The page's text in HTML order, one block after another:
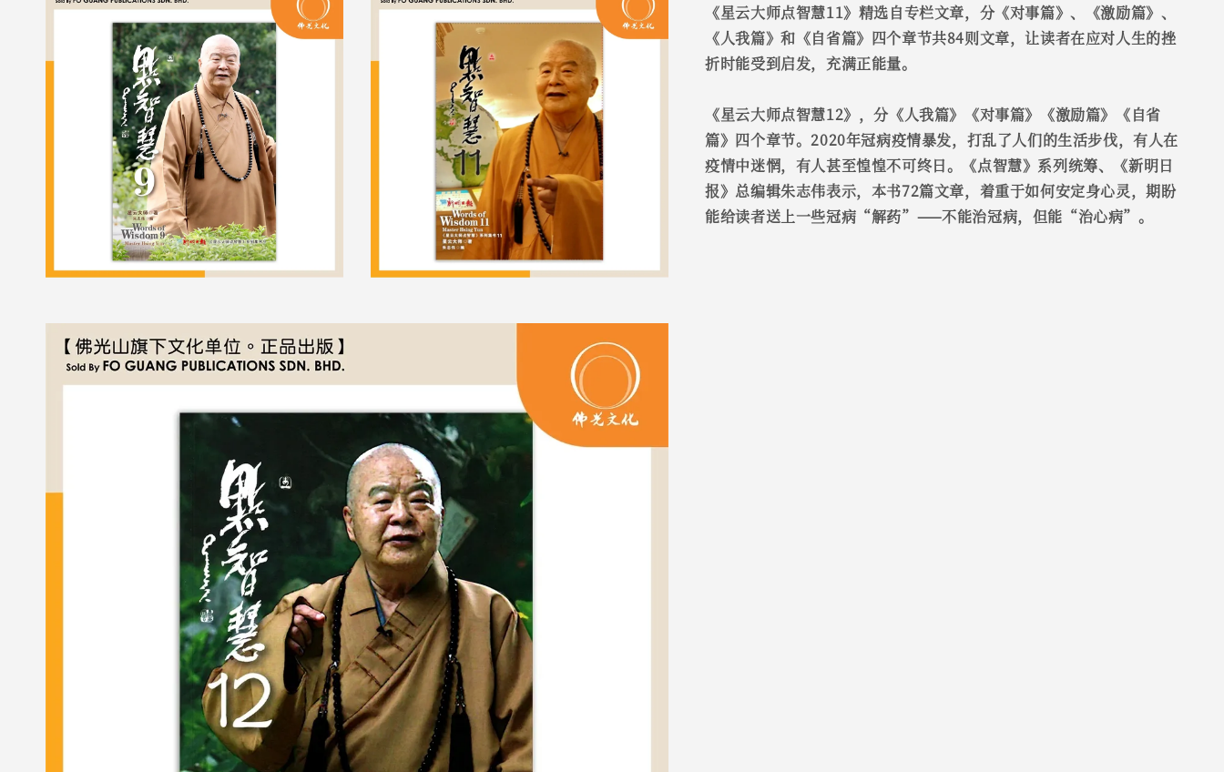
《星云大师点智慧11》精选自专栏文章，分《对事篇》、《激励篇》、
《人我篇》和《自省篇》四个章节共84则文章，让读者在应对人生的挫
折时能受到启发，充满正能量。
《星云大师点智慧12》，分《人我篇》《对事篇》《激励篇》《自省
篇》四个章节。2020年冠病疫情暴发，打乱了人们的生活步伐，有人在
疫情中迷惘，有人甚至惶惶不可终日。《点智慧》系列统筹、《新明日
报》总编辑朱志伟表示，本书72篇文章，着重于如何安定身心灵，期盼
能给读者送上一些冠病“解药”——不能治冠病，但能“治心病”。